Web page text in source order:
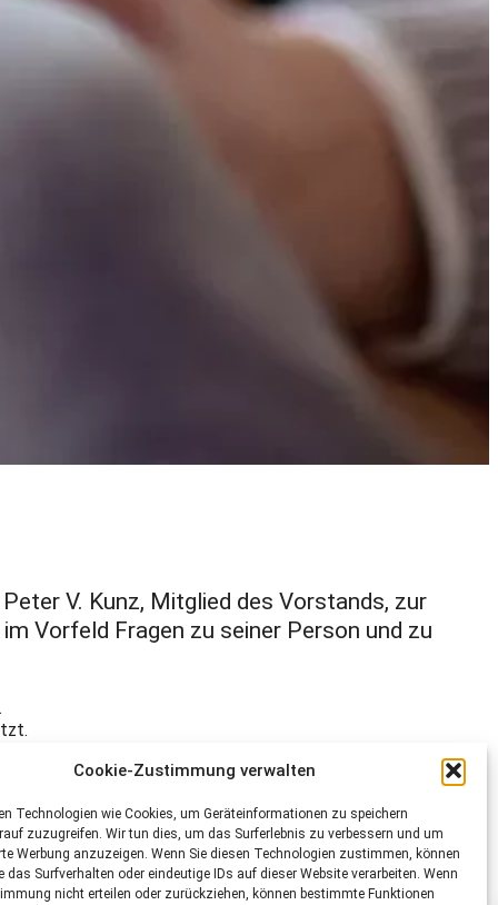
Cookie-Zustimmung verwalten
Technologien wie Cookies, um Geräteinformationen zu speichern
zuzugreifen. Wir tun dies, um das Surferlebnis zu verbessern und um
Werbung anzuzeigen. Wenn Sie diesen Technologien zustimmen, können
das Surfverhalten oder eindeutige IDs auf dieser Website verarbeiten. Wenn
nicht erteilen oder zurückziehen, können bestimmte Funktionen
V. Kunz, Mitglied des Vorstands, zur
Vorfeld Fragen zu seiner Person und zu